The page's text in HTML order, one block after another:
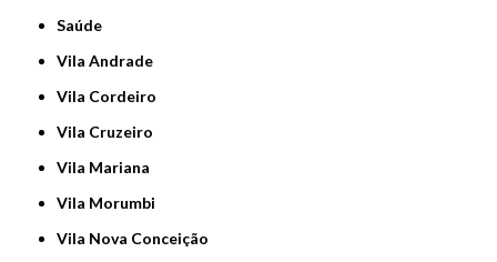
Saúde
Vila Andrade
Vila Cordeiro
Vila Cruzeiro
Vila Mariana
Vila Morumbi
Vila Nova Conceição